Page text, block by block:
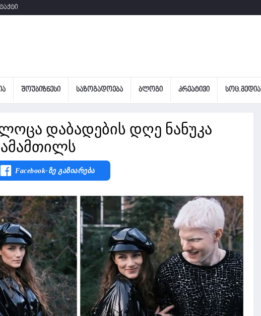
ᲨᲝᲣᲑᲘᲖᲜᲔᲡᲘ ᲡᲐᲖᲝᲒᲐᲓᲝᲔᲑᲐ ᲑᲚᲝᲒᲘ ᲙᲠᲔᲐᲢᲘᲕᲘ ᲡᲝᲪ.ᲛᲔᲓᲘᲐ
დაბადების დღე ნანუკა
Facebook-Ზე Გაზიარება